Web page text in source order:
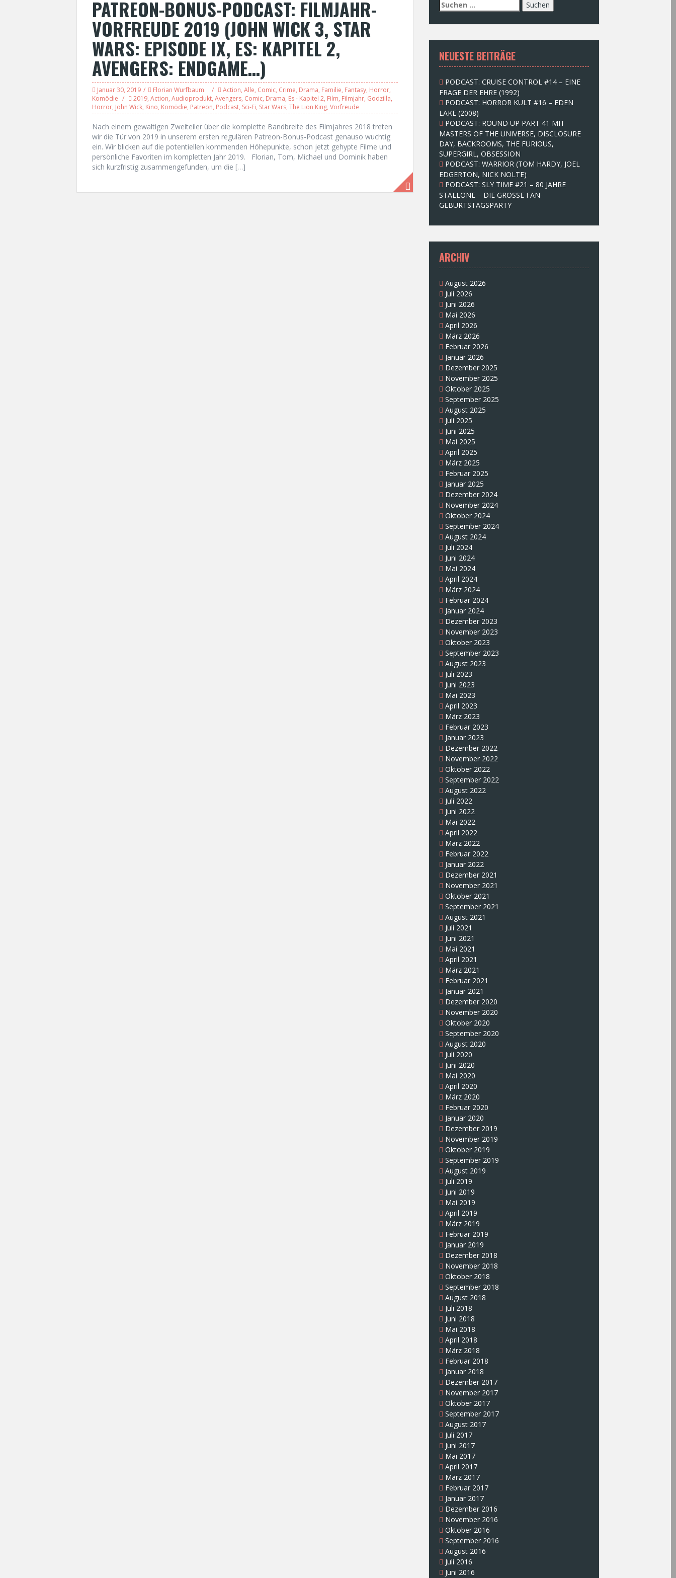
PATREON-BONUS-PODCAST: FILMJAHR-
VORFREUDE 2019 (JOHN WICK 3, STAR
WARS: EPISODE IX, ES: KAPITEL 2,
AVENGERS: ENDGAME…)
Januar 30, 2019 Florian Wurfbaum Action, Alle, Comic, Crime, Drama, Familie, Fantasy, Horror,
Komödie
2019, Action, Audioprodukt, Avengers, Comic, Drama, Es - Kapitel 2, Film, Filmjahr, Godzilla,
Horror, John Wick, Kino, Komödie, Patreon, Podcast, Sci-Fi, Star Wars, The Lion King, Vorfreude
Nach einem gewaltigen Zweiteiler über die komplette Bandbreite des Filmjahres 2018 treten
wir die Tür von 2019 in unserem ersten regulären Patreon-Bonus-Podcast genauso wuchtig
ein. Wir blicken auf die potentiellen kommenden Höhepunkte, schon jetzt gehypte Filme und
persönliche Favoriten im kompletten Jahr 2019. Florian, Tom, Michael und Dominik haben
sich kurzfristig zusammengefunden, um die […]
S
u
c
e
n
n
c
h
:
NEUESTE BEITRÄGE
PODCAST: CRUISE CONTROL #14 – EINE
FRAGE DER EHRE (1992)
PODCAST: HORROR KULT #16 – EDEN
LAKE (2008)
PODCAST: ROUND UP PART 41 MIT
MASTERS OF THE UNIVERSE, DISCLOSURE
DAY, BACKROOMS, THE FURIOUS,
SUPERGIRL, OBSESSION
PODCAST: WARRIOR (TOM HARDY, JOEL
EDGERTON, NICK NOLTE)
PODCAST: SLY TIME #21 – 80 JAHRE
STALLONE – DIE GROSSE FAN-
GEBURTSTAGSPARTY
ARCHIV
August 2026
Juli 2026
Juni 2026
Mai 2026
April 2026
März 2026
Februar 2026
Januar 2026
Dezember 2025
November 2025
Oktober 2025
September 2025
August 2025
Juli 2025
Juni 2025
Mai 2025
April 2025
März 2025
Februar 2025
Januar 2025
Dezember 2024
November 2024
Oktober 2024
September 2024
August 2024
Juli 2024
Juni 2024
Mai 2024
April 2024
März 2024
Februar 2024
Januar 2024
Dezember 2023
November 2023
Oktober 2023
September 2023
August 2023
Juli 2023
Juni 2023
Mai 2023
April 2023
März 2023
Februar 2023
Januar 2023
Dezember 2022
November 2022
Oktober 2022
September 2022
August 2022
Juli 2022
Juni 2022
Mai 2022
April 2022
März 2022
Februar 2022
Januar 2022
Dezember 2021
November 2021
Oktober 2021
September 2021
August 2021
Juli 2021
Juni 2021
Mai 2021
April 2021
März 2021
Februar 2021
Januar 2021
Dezember 2020
November 2020
Oktober 2020
September 2020
August 2020
Juli 2020
Juni 2020
Mai 2020
April 2020
März 2020
Februar 2020
Januar 2020
Dezember 2019
November 2019
Oktober 2019
September 2019
August 2019
Juli 2019
Juni 2019
Mai 2019
April 2019
März 2019
Februar 2019
Januar 2019
Dezember 2018
November 2018
Oktober 2018
September 2018
August 2018
Juli 2018
Juni 2018
Mai 2018
April 2018
März 2018
Februar 2018
Januar 2018
Dezember 2017
November 2017
Oktober 2017
September 2017
August 2017
Juli 2017
Juni 2017
Mai 2017
April 2017
März 2017
Februar 2017
Januar 2017
Dezember 2016
November 2016
Oktober 2016
September 2016
August 2016
Juli 2016
Juni 2016